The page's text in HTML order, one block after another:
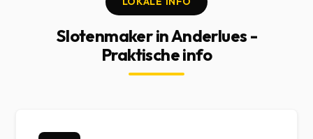
Slotenmaker in Anderlues -
Praktische info